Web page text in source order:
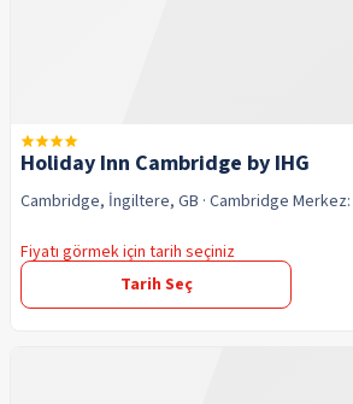
Holiday Inn Cambridge by IHG
Cambridge, İngiltere, GB · Cambridge Merkez:
Fiyatı görmek için tarih seçiniz
Tarih Seç